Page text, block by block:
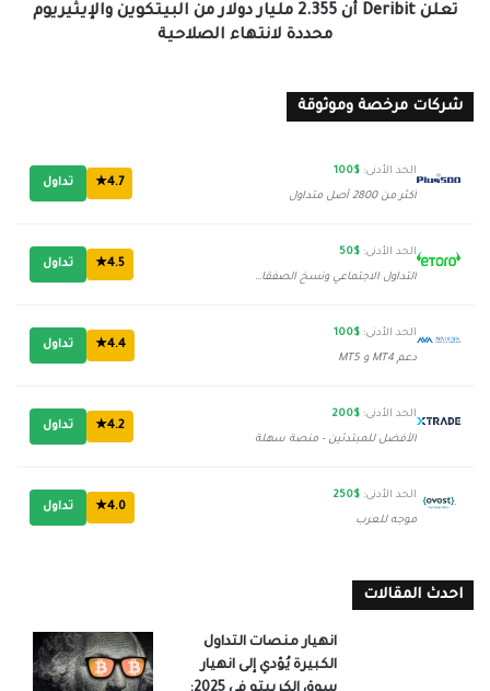
محددة
تعلن Deribit أن 2.355 مليار دولار من البيتكوين والإيثيريوم
محددة لانتهاء الصلاحية
شركات مرخصة وموثوقة
الحد الأدنى: $100
أكثر من 2800 أصل متداول
4.7★ تداول
الحد الأدنى: $50
التداول الاجتماعي ونسخ الصفقات
4.5★ تداول
الحد الأدنى: $100
دعم MT4 و MT5
4.4★ تداول
الحد الأدنى: $200
الأفضل للمبتدئين - منصة سهلة
4.2★ تداول
الحد الأدنى: $250
موجه للعرب
4.0★ تداول
احدث المقالات
انهيار منصات التداول
الكبيرة يُؤدي إلى انهيار